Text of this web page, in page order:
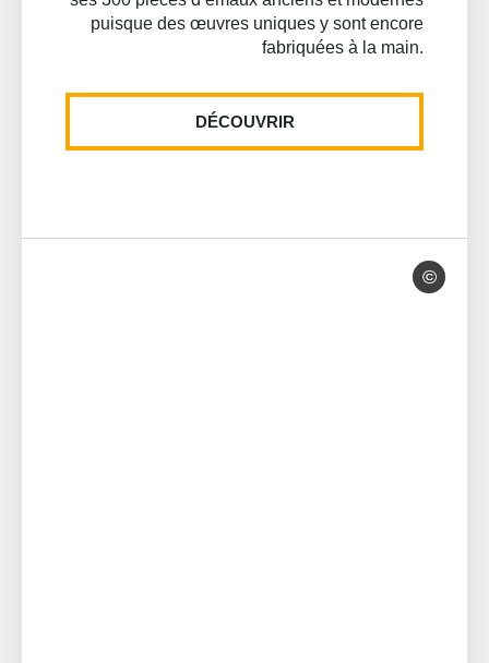
puisque des œuvres uniques y sont encore
fabriquées à la main.
DÉCOUVRIR